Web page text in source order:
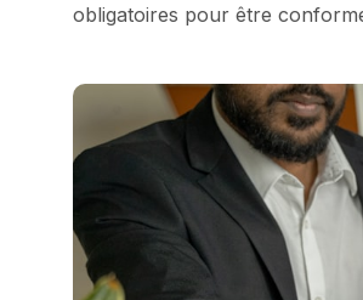
obligatoires pour être